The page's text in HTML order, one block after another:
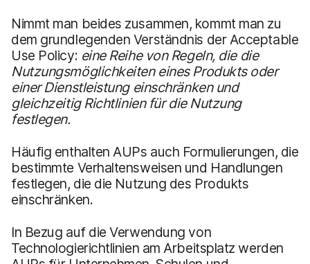
Nimmt man beides zusammen, kommt man zu
dem grundlegenden Verständnis der Acceptable
Use Policy: eine Reihe von Regeln, die die
Nutzungsmöglichkeiten eines Produkts oder
einer Dienstleistung einschränken und
gleichzeitig Richtlinien für die Nutzung
festlegen.
Häufig enthalten AUPs auch Formulierungen, die
bestimmte Verhaltensweisen und Handlungen
festlegen, die die Nutzung des Produkts
einschränken.
In Bezug auf die Verwendung von
Technologierichtlinien am Arbeitsplatz werden